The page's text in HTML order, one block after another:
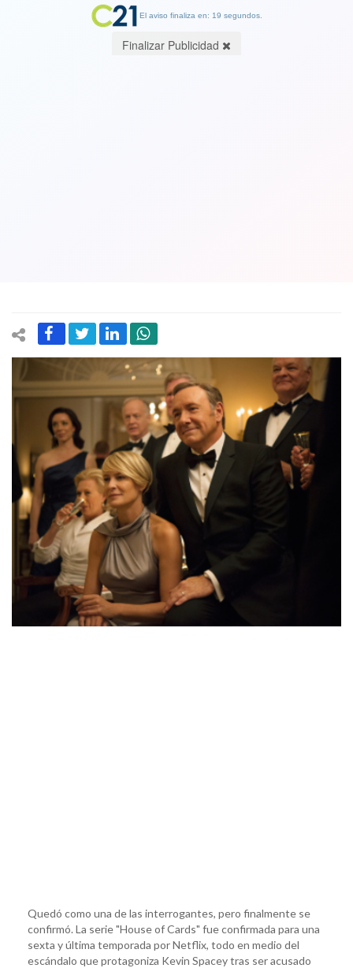
Quedó como una de las interrogantes, pero finalmente se
confirmó. La serie "House of Cards" fue confirmada para una
sexta y última temporada por Netflix, todo en medio del
escándalo que protagoniza Kevin Spacey tras ser acusado
El aviso finaliza en: 19 segundos.
Finalizar Publicidad